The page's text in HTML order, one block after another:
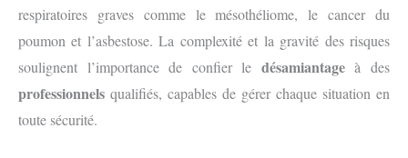
respiratoires graves comme le mésothéliome, le cancer du
poumon et l’asbestose. La complexité et la gravité des risques
soulignent l’importance de confier le désamiantageà des
professionnels qualifiés, capables de gérer chaque situation en
toute sécurité.